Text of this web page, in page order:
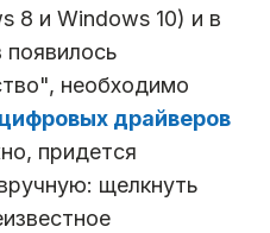
8 и Windows 10) и в
появилось
необходимо
драйверов
придется
щелкнуть